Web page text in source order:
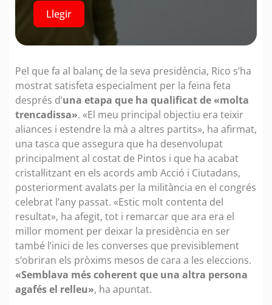
Llegir
Pel que fa al balanç de la seva presidència, Rico s’ha
mostrat satisfeta especialment per la feina feta
després d’una etapa que ha qualificat de «molta
trencadissa». «El meu principal objectiu era teixir
aliances i estendre la mà a altres partits», ha afirmat,
una tasca que assegura que ha desenvolupat
principalment al costat de Pintos i que ha acabat
cristal·litzant en els acords amb Acció i Ciutadans,
posteriorment avalats per la militància en el congrés
celebrat l’any passat. «Estic molt contenta del
resultat», ha afegit, tot i remarcar que ara era el
millor moment per deixar la presidència en ser
també l’inici de les converses que previsiblement
s’obriran els pròxims mesos de cara a les eleccions.
«Semblava més coherent que una altra persona
agafés el relleu», ha apuntat.